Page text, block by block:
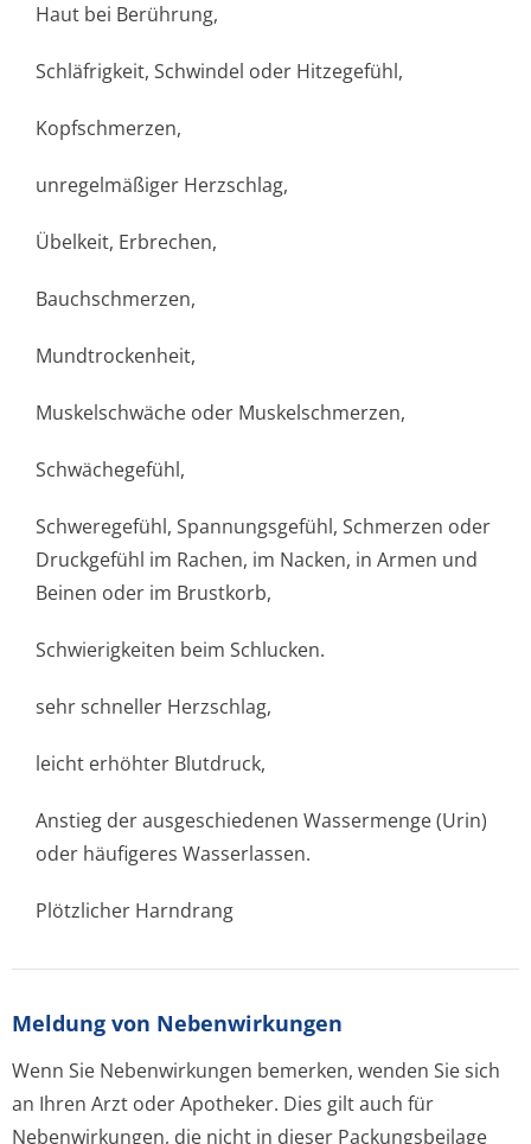
Haut bei Berührung,
Schläfrigkeit, Schwindel oder Hitzegefühl,
Kopfschmerzen,
unregelmäßiger Herzschlag,
Übelkeit, Erbrechen,
Bauchschmerzen,
Mundtrockenheit,
Muskelschwäche oder Muskelschmerzen,
Schwächegefühl,
Schweregefühl, Spannungsgefühl, Schmerzen oder
Druckgefühl im Rachen, im Nacken, in Armen und
Beinen oder im Brustkorb,
Schwierigkeiten beim Schlucken.
sehr schneller Herzschlag,
leicht erhöhter Blutdruck,
Anstieg der ausgeschiedenen Wassermenge (Urin)
oder häufigeres Wasserlassen.
Plötzlicher Harndrang
Meldung von Nebenwirkungen
Wenn Sie Nebenwirkungen bemerken, wenden Sie sich
an Ihren Arzt oder Apotheker. Dies gilt auch für
Nebenwirkungen, die nicht in dieser Packungsbeilage